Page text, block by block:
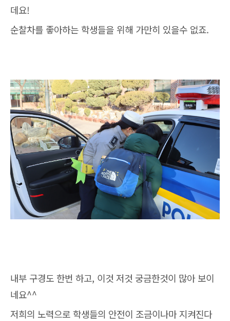
데요!
순찰차를 좋아하는 학생들을 위해 가만히 있을수 없죠.
내부 구경도 한번 하고, 이것 저것 궁금한것이 많아 보이
네요^^
저희의 노력으로 학생들의 안전이 조금이나마 지켜진다